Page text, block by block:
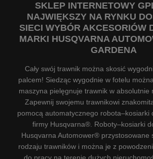
SKLEP INTERNETOWY
NAJWIĘKSZY NA RYNKU
SIECI WYBÓR AKCESORIÓW
MARKI HUSQVARNA
GARDENA
Cały swój trawnik można skosić
palcem! Siedząc wygodnie w fotelu
maszyna pielęgnuje trawnik w absolutnie
Zapewnij swojemu trawnikowi
pomocą automatycznego robota–kosiarki
firmy Husqvarna®. Roboty–kosiarki
Husqvarna Automower® przystosowane
rodzaju trawników i można je z